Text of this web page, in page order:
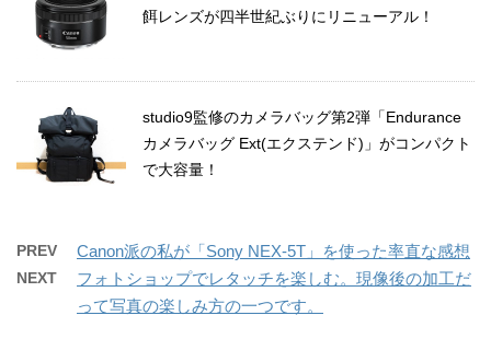
餌レンズが四半世紀ぶりにリニューアル！
studio9監修のカメラバッグ第2弾「Endurance
カメラバッグ Ext(エクステンド)」がコンパクト
で大容量！
PREV Canon派の私が「Sony NEX-5T」を使った率直な感想
NEXT
フォトショップでレタッチを楽しむ。現像後の加工だ
って写真の楽しみ方の一つです。